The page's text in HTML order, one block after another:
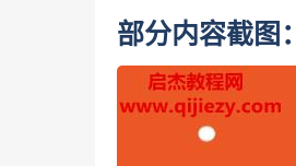
部分内容截图：